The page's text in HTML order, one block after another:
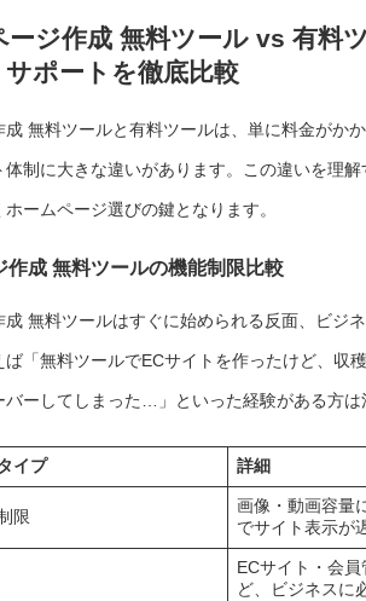
ージ作成 無料ツール vs 有料
サポートを徹底比較
成 無料ツールと有料ツールは、単に料金がか
制に大きな違いがあります。この違いを理
ームページ選びの鍵となります。
作成 無料ツールの機能制限比較
成 無料ツールはすぐに始められる反面、ビジ
「無料ツールでECサイトを作ったけど、収
バーしてしまった…」といった経験がある方は
イプ 詳細
限
画像・動画容量
でサイト表示が
ECサイト・会
ど、ビジネスに